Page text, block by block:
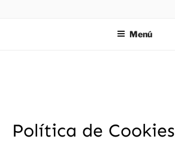
Menú
Política de Cookies